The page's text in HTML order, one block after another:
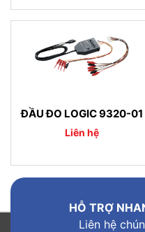
ĐẦU ĐO LOGIC 9320-01
Liên hệ
HỖ TRỢ
Liên hệ